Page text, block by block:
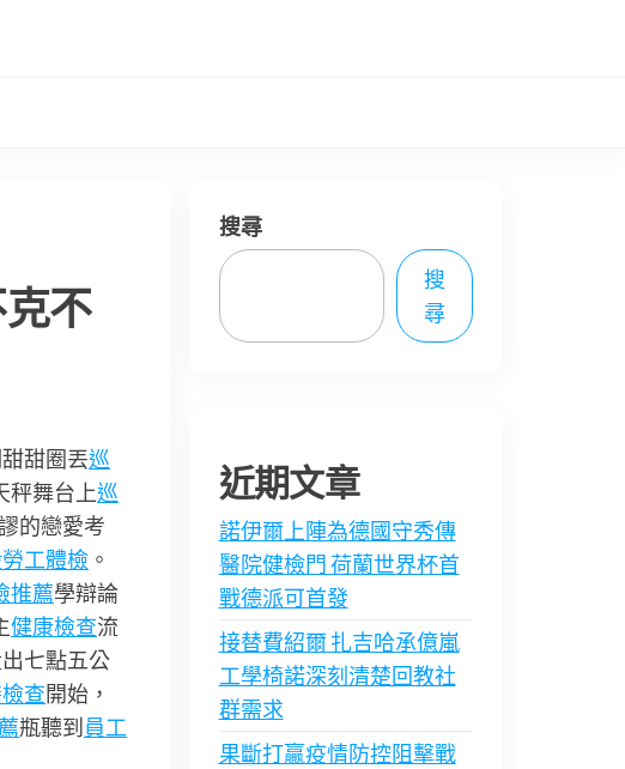
不
甜圈丟巡
秤舞台上巡
的戀愛考
工體檢 。
推薦學辯論
健康檢查流
七點五公
查開始，
瓶聽到員工
搜尋
搜
尋
近期文章
諾伊爾上陣為德國守秀傳
醫院健檢門 荷蘭世界杯首
戰德派可首發
接替費紹爾 扎吉哈承億嵐
工學椅諾深刻清楚回教社
群需求
果斷打贏疫情防控阻擊戰